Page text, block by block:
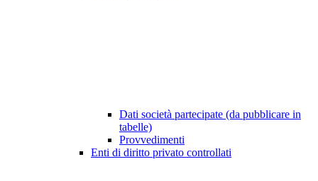
Dati società partecipate (da pubblicare in
tabelle)
Provvedimenti
Enti di diritto privato controllati